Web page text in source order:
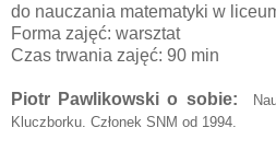
do nauczania matematyki w
Forma zajęć: warsztat
Czas trwania zajęć: 90 min
Piotr Pawlikowski o sobie:
Kluczborku. Członek SNM od 1994.